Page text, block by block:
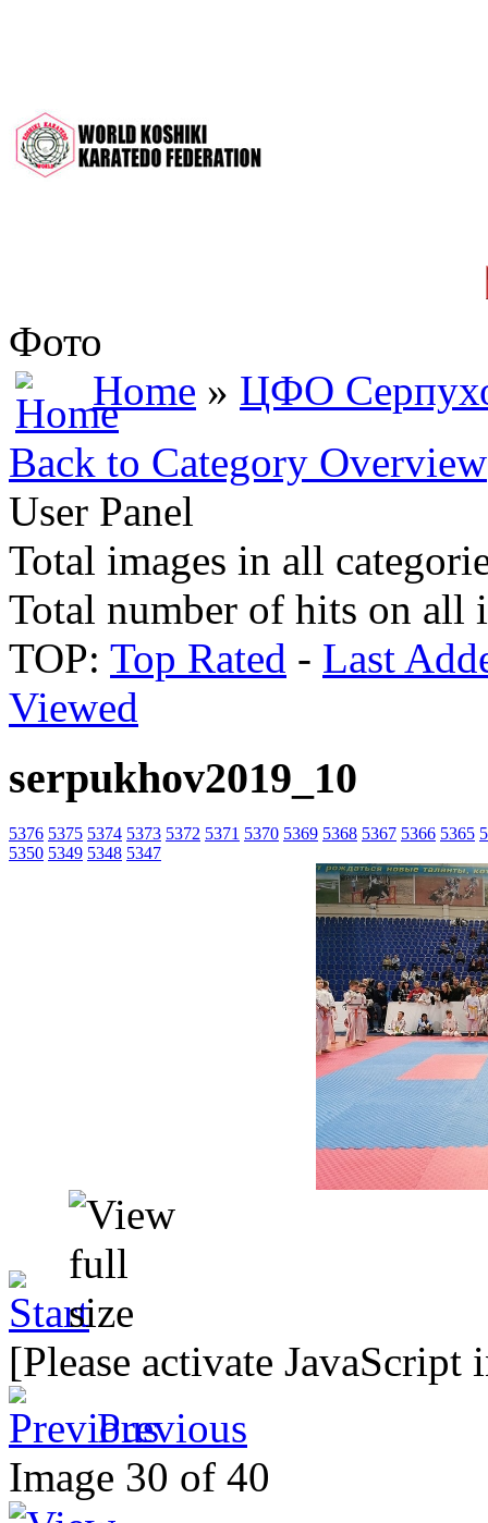
Фото
Home » ЦФО
Back to Category Overview
User Panel
Total images in all
Total number of hits on all
TOP: Top Rated - Last
Viewed
serpukhov2019_10
5376 5375 5374 5373 5372 5371 5370 5369 5368 5367 5366 5365
5350 5349 5348 5347
[Please activate
Previous
Image 30 of 40